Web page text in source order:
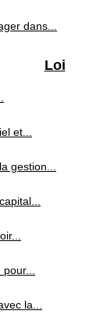
dans...
Loi
et...
gestion...
la...